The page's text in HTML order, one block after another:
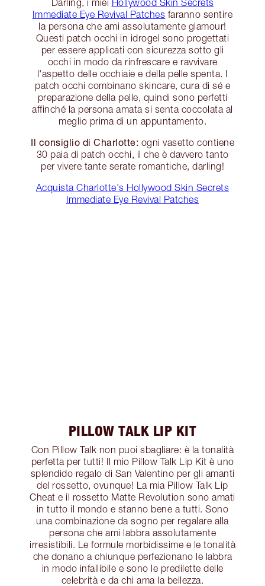
Darling, i miei Hollywood Skin Secrets
Immediate Eye Revival Patches faranno sentire
la persona che ami assolutamente glamour!
Questi patch occhi in idrogel sono progettati
per essere applicati con sicurezza sotto gli
occhi in modo da rinfrescare e ravvivare
l'aspetto delle occhiaie e della pelle spenta. I
patch occhi combinano skincare, cura di sé e
preparazione della pelle, quindi sono perfetti
affinché la persona amata si senta coccolata al
meglio prima di un appuntamento.
Il consiglio di Charlotte: ogni vasetto contiene
30 paia di patch occhi, il che è davvero tanto
per vivere tante serate romantiche, darling!
Acquista Charlotte's Hollywood Skin Secrets
Immediate Eye Revival Patches
PILLOW TALK LIP KIT
Con Pillow Talk non puoi sbagliare: è la tonalità
perfetta per tutti! Il mio Pillow Talk Lip Kit è uno
splendido regalo di San Valentino per gli amanti
del rossetto, ovunque! La mia Pillow Talk Lip
Cheat e il rossetto Matte Revolution sono amati
in tutto il mondo e stanno bene a tutti. Sono
una combinazione da sogno per regalare alla
persona che ami labbra assolutamente
irresistibili. Le formule morbidissime e le tonalità
che donano a chiunque perfezionano le labbra
in modo infallibile e sono le predilette delle
celebrità e da chi ama la bellezza.